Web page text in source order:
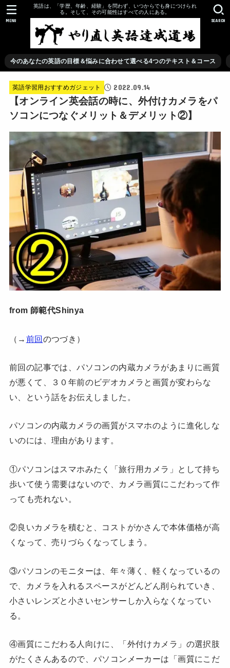
英語は、「学歴、年齢、経験」を問わず、いつからでも身につけられ
る。そして、その可能性はすべての人にある。
今のあなたの英語の目標＆悩みに合わせて選べる4つのテキスト＆コース
SEARCH
MENU
英語学習用おすすめガジェット 2022.09.14
【オンライン英会話の時に、外付けカメラをパ
ソコンにつなぐメリット＆デメリット②】
from 師範代Shinya
（→ 前回のつづき）
前回の記事では、パソコンの内蔵カメラがあまりに画質
が悪くて、３０年前のビデオカメラと画質が変わらな
い、という話をお伝えしました。
パソコンの内蔵カメラの画質がスマホのように進化しな
いのには、理由があります。
①パソコンはスマホみたく「旅行用カメラ」として持ち
歩いて使う需要はないので、カメラ画質にこだわって作
っても売れない。
②良いカメラを積むと、コストがかさんで本体価格が高
くなって、売りづらくなってしまう。
③パソコンのモニターは、年々薄く、軽くなっているの
で、カメラを入れるスペースがどんどん削られていき、
小さいレンズと小さいセンサーしか入らなくなってい
る。
④画質にこだわる人向けに、「外付けカメラ」の選択肢
がたくさんあるので、パソコンメーカーは「画質にこだ